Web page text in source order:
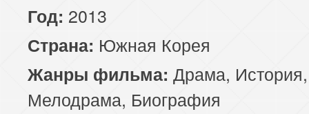
Год: 2013
Страна: Южная Корея
Жанры фильма: Драма, История,
Мелодрама, Биография